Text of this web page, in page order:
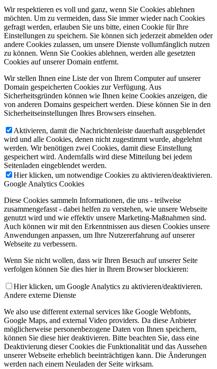
Wir respektieren es voll und ganz, wenn Sie Cookies ablehnen
möchten. Um zu vermeiden, dass Sie immer wieder nach Cookies
gefragt werden, erlauben Sie uns bitte, einen Cookie für Ihre
Einstellungen zu speichern. Sie können sich jederzeit abmelden oder
andere Cookies zulassen, um unsere Dienste vollumfänglich nutzen
zu können. Wenn Sie Cookies ablehnen, werden alle gesetzten
Cookies auf unserer Domain entfernt.
Wir stellen Ihnen eine Liste der von Ihrem Computer auf unserer
Domain gespeicherten Cookies zur Verfügung. Aus
Sicherheitsgründen können wie Ihnen keine Cookies anzeigen, die
von anderen Domains gespeichert werden. Diese können Sie in den
Sicherheitseinstellungen Ihres Browsers einsehen.
Aktivieren, damit die Nachrichtenleiste dauerhaft ausgeblendet
wird und alle Cookies, denen nicht zugestimmt wurde, abgelehnt
werden. Wir benötigen zwei Cookies, damit diese Einstellung
gespeichert wird. Andernfalls wird diese Mitteilung bei jedem
Seitenladen eingeblendet werden.
Hier klicken, um notwendige Cookies zu aktivieren/deaktivieren.
Google Analytics Cookies
Diese Cookies sammeln Informationen, die uns - teilweise
zusammengefasst - dabei helfen zu verstehen, wie unsere Webseite
genutzt wird und wie effektiv unsere Marketing-Maßnahmen sind.
Auch können wir mit den Erkenntnissen aus diesen Cookies unsere
Anwendungen anpassen, um Ihre Nutzererfahrung auf unserer
Webseite zu verbessern.
Wenn Sie nicht wollen, dass wir Ihren Besuch auf unserer Seite
verfolgen können Sie dies hier in Ihrem Browser blockieren:
Hier klicken, um Google Analytics zu aktivieren/deaktivieren.
Andere externe Dienste
We also use different external services like Google Webfonts,
Google Maps, and external Video providers. Da diese Anbieter
möglicherweise personenbezogene Daten von Ihnen speichern,
können Sie diese hier deaktivieren. Bitte beachten Sie, dass eine
Deaktivierung dieser Cookies die Funktionalität und das Aussehen
unserer Webseite erheblich beeinträchtigen kann. Die Änderungen
werden nach einem Neuladen der Seite wirksam.